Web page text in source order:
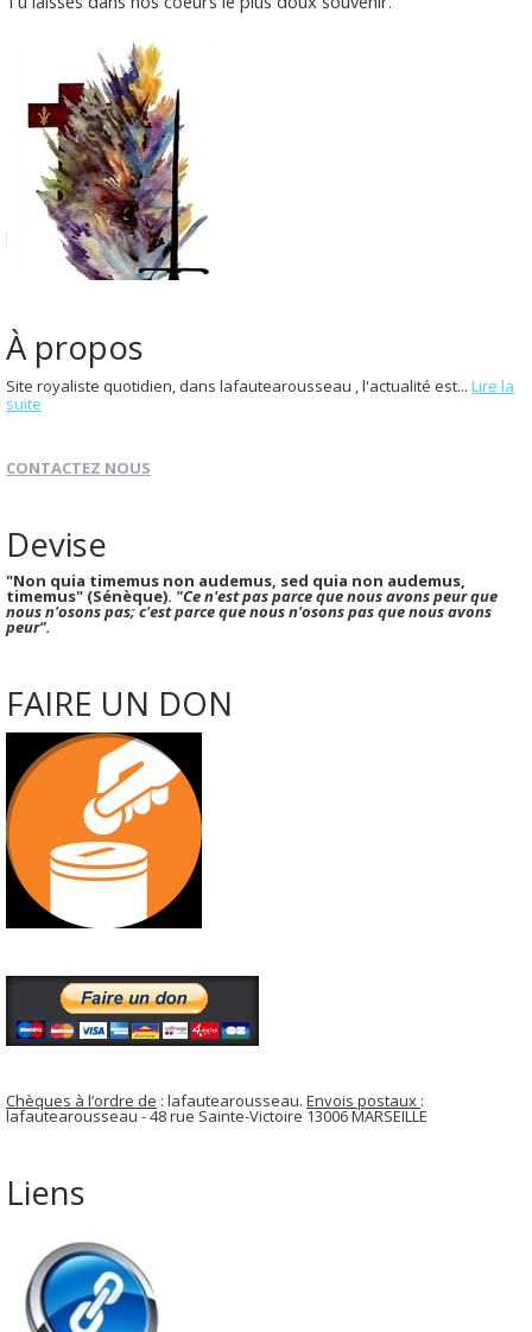
À propos
Site royaliste quotidien, dans lafautearousseau , l'actualité est... Lire la
suite
CONTACTEZ NOUS
Devise
"Non quia timemus non audemus, sed quia non audemus,
timemus" (Sénèque). "Ce n'est pas parce que nous avons peur que
nous n'osons pas; c'est parce que nous n'osons pas que nous avons
peur".
FAIRE UN DON
Chèques à l’ordre de : lafautearousseau. Envois postaux :
lafautearousseau - 48 rue Sainte-Victoire 13006 MARSEILLE
Liens